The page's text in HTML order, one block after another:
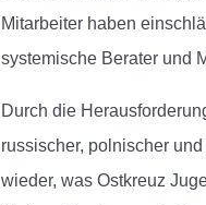
Mitarbeiter haben
systemische Berater und
Durch die
russischer, polnischer
wieder, was Ostkreuz